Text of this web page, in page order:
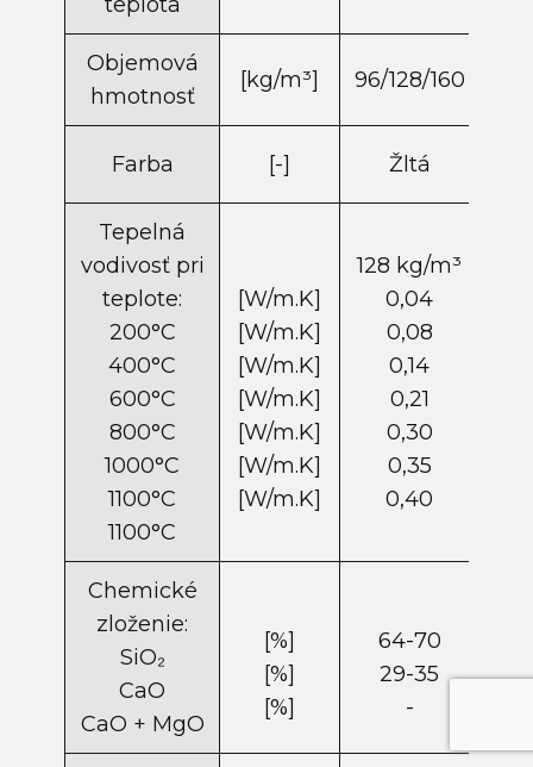
Objemová
hmotnosť
[kg/m​³] 96/128/160
Farba [-] Žltá
Tepelná
vodivosť pri
teplote:
200°C
400°C
600°C
800°C
1000°C
1100°C
1100°C
[W/m.K]
[W/m.K]
[W/m.K]
[W/m.K]
[W/m.K]
[W/m.K]
[W/m.K]
128 kg/m​³
0,04
0,08
0,14
0,21
0,30
0,35
0,40
Chemické
zloženie:
SiO₂
CaO
CaO + MgO
[%]
[%]
[%]
64-70
29-35
-